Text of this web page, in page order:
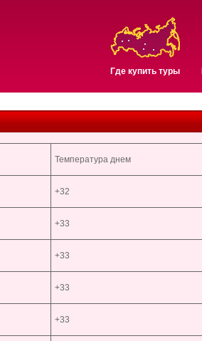
Где купить туры
Температура днем
+32
+33
+33
+33
+33